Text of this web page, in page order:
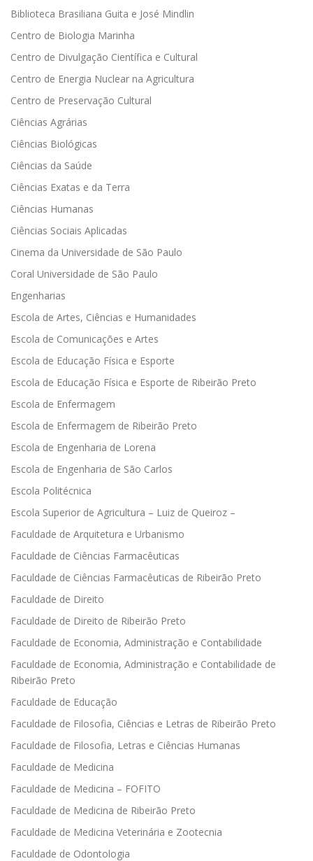
Biblioteca Brasiliana Guita e José Mindlin
Centro de Biologia Marinha
Centro de Divulgação Científica e Cultural
Centro de Energia Nuclear na Agricultura
Centro de Preservação Cultural
Ciências Agrárias
Ciências Biológicas
Ciências da Saúde
Ciências Exatas e da Terra
Ciências Humanas
Ciências Sociais Aplicadas
Cinema da Universidade de São Paulo
Coral Universidade de São Paulo
Engenharias
Escola de Artes, Ciências e Humanidades
Escola de Comunicações e Artes
Escola de Educação Física e Esporte
Escola de Educação Física e Esporte de Ribeirão Preto
Escola de Enfermagem
Escola de Enfermagem de Ribeirão Preto
Escola de Engenharia de Lorena
Escola de Engenharia de São Carlos
Escola Politécnica
Escola Superior de Agricultura – Luiz de Queiroz –
Faculdade de Arquitetura e Urbanismo
Faculdade de Ciências Farmacêuticas
Faculdade de Ciências Farmacêuticas de Ribeirão Preto
Faculdade de Direito
Faculdade de Direito de Ribeirão Preto
Faculdade de Economia, Administração e Contabilidade
Faculdade de Economia, Administração e Contabilidade de
Ribeirão Preto
Faculdade de Educação
Faculdade de Filosofia, Ciências e Letras de Ribeirão Preto
Faculdade de Filosofia, Letras e Ciências Humanas
Faculdade de Medicina
Faculdade de Medicina – FOFITO
Faculdade de Medicina de Ribeirão Preto
Faculdade de Medicina Veterinária e Zootecnia
Faculdade de Odontologia